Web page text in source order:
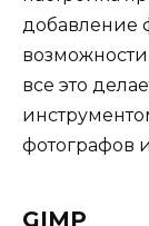
добавление
все это
фотографов
GIMP